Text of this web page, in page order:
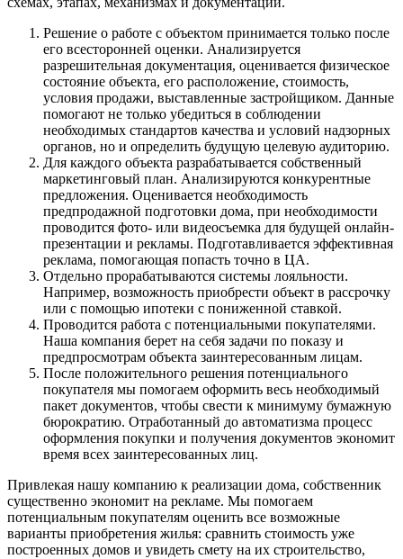
Решение о работе с объектом принимается только после
его всесторонней оценки. Анализируется
разрешительная документация, оценивается физическое
состояние объекта, его расположение, стоимость,
условия продажи, выставленные застройщиком. Данные
помогают не только убедиться в соблюдении
необходимых стандартов качества и условий надзорных
органов, но и определить будущую целевую аудиторию.
Для каждого объекта разрабатывается собственный
маркетинговый план. Анализируются конкурентные
предложения. Оценивается необходимость
предпродажной подготовки дома, при необходимости
проводится фото- или видеосъемка для будущей онлайн-
презентации и рекламы. Подготавливается эффективная
реклама, помогающая попасть точно в ЦА.
Отдельно прорабатываются системы лояльности.
Например, возможность приобрести объект в рассрочку
или с помощью ипотеки с пониженной ставкой.
Проводится работа с потенциальными покупателями.
Наша компания берет на себя задачи по показу и
предпросмотрам объекта заинтересованным лицам.
После положительного решения потенциального
покупателя мы помогаем оформить весь необходимый
пакет документов, чтобы свести к минимуму бумажную
бюрократию. Отработанный до автоматизма процесс
оформления покупки и получения документов экономит
время всех заинтересованных лиц.
Привлекая нашу компанию к реализации дома, собственник
существенно экономит на рекламе. Мы помогаем
потенциальным покупателям оценить все возможные
варианты приобретения жилья: сравнить стоимость уже
построенных домов и увидеть смету на их строительство,